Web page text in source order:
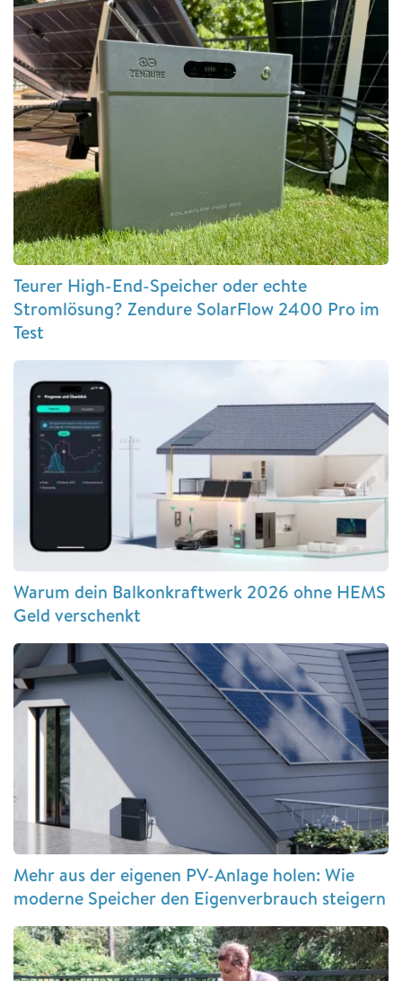
Teurer High-End-Speicher oder echte
Stromlösung? Zendure SolarFlow 2400 Pro im
Test
Warum dein Balkonkraftwerk 2026 ohne HEMS
Geld verschenkt
Mehr aus der eigenen PV-Anlage holen: Wie
moderne Speicher den Eigenverbrauch steigern